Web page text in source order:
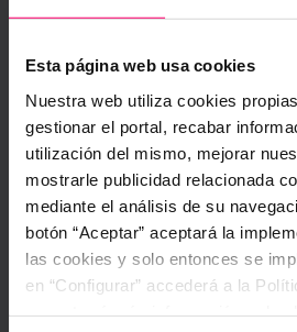
Esta página web usa cookies
Nuestra web utiliza cookies
gestionar el portal, recabar
utilización del mismo, mejorar
mostrarle publicidad relacionada
mediante el análisis de su
botón “Aceptar” aceptará la
las cookies y solo entonces se
en “Configurar” accederá a la
Alojamientos
¿Cómo controlas los
desayunos en tu
Reconozcámoslo, para la
nosotros la rutina de